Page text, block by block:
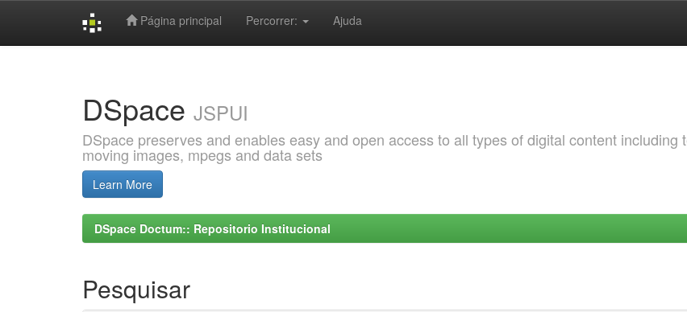
Página principal Percorrer: Ajuda
DSpace JSPUI
DSpace preserves and enables easy and open access to all types of digital content including
moving images, mpegs and data sets
Learn More
DSpace Doctum:: Repositorio Institucional
Pesquisar